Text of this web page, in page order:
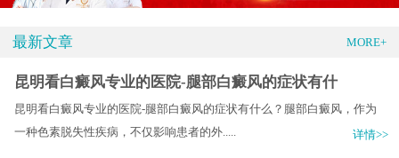
最新文章 MORE+
昆明看白癜风专业的医院-腿部白癜风的症状有什
昆明看白癜风专业的医院-腿部白癜风的症状有什么？腿部白癜风，作为
一种色素脱失性疾病，不仅影响患者的外.....
详情>>